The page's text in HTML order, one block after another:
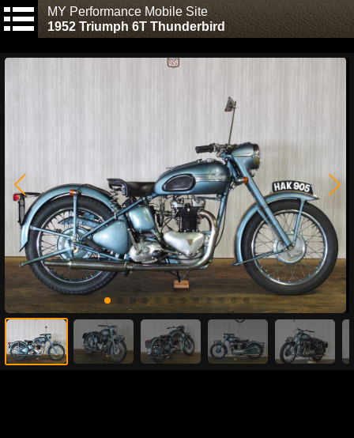
MY Performance Mobile Site
1952 Triumph 6T Thunderbird